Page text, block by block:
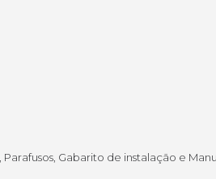
Gabarito de instalação e